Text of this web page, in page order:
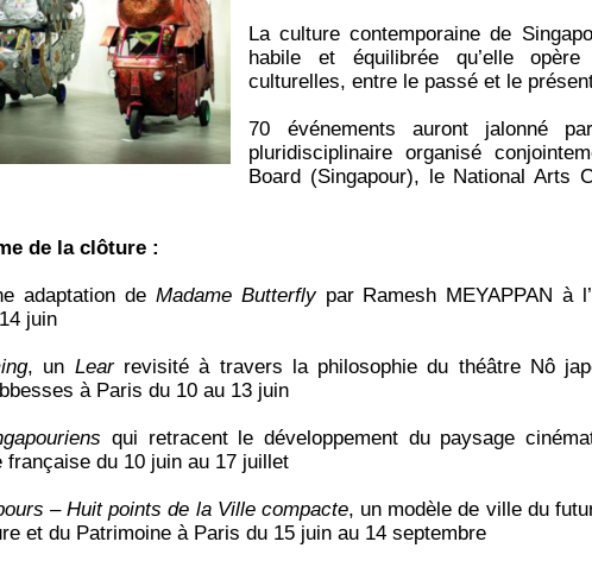
La culture contemporaine de
habile et équilibrée qu’elle
culturelles, entre le passé et le
70 événements auront jalonné
pluridisciplinaire organisé
Board (Singapour), le National Arts
de la clôture :
adaptation de Madame Butterfly par Ramesh MEYAPPAN à
juin
, un Lear revisité à travers la philosophie du théâtre Nô
à Paris du 10 au 13 juin
qui retracent le développement du paysage
française du 10 juin au 17 juillet
– Huit points de la Ville compacte, un modèle de ville du
et du Patrimoine à Paris du 15 juin au 14 septembre